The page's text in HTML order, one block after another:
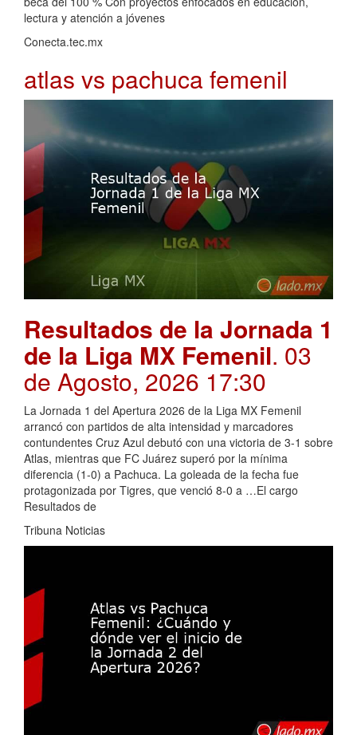
lectura y atención a jóvenes
Conecta.tec.mx
atlas vs pachuca femenil
Resultados de la Jornada 1
de la Liga MX Femenil. 03
de Agosto, 2026 17:30
La Jornada 1 del Apertura 2026 de la Liga MX Femenil
arrancó con partidos de alta intensidad y marcadores
contundentes Cruz Azul debutó con una victoria de 3-1 sobre
Atlas, mientras que FC Juárez superó por la mínima
diferencia (1-0) a Pachuca. La goleada de la fecha fue
protagonizada por Tigres, que venció 8-0 a …El cargo
Resultados de
Tribuna Noticias